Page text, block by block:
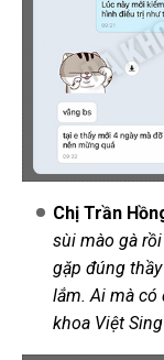
Chị Trần
sùi mào gà
gặp đúng
lắm. Ai mà
khoa Việt